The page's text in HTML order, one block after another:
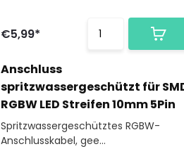
€5,99*
Anschluss
spritzwassergeschützt für
RGBW LED Streifen 10mm 5Pin
Spritzwassergeschütztes RGBW-
Anschlusskabel, gee...